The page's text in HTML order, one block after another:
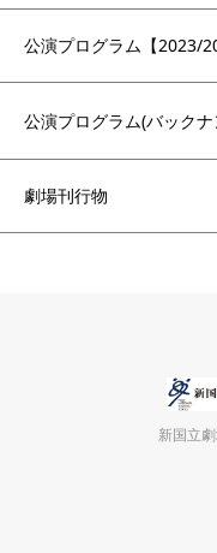
公演プログラム【2023/
公演プログラム(バック
劇場刊行物
新国立